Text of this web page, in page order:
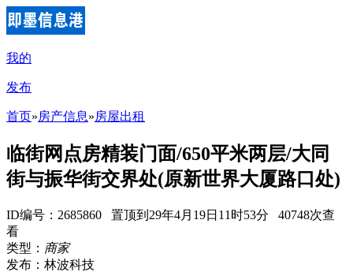
我的
发布
首页»房产信息»房屋出租
临街网点房精装门面/650平米两层/大同
街与振华街交界处(原新世界大厦路口处)
ID编号：2685860 置顶到29年4月19日11时53分 40748次查
看
类型： 商家
发布：林波科技